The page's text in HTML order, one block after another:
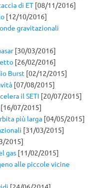
di ET [08/11/2016]
[12/10/2016]
gravitazionali
[30/03/2016]
[26/02/2016]
Burst [02/12/2015]
[07/08/2015]
il SETI [20/07/2015]
[16/07/2015]
più larga [04/05/2015]
[31/03/2015]
2015]
gas [11/02/2015]
alle piccole vicine